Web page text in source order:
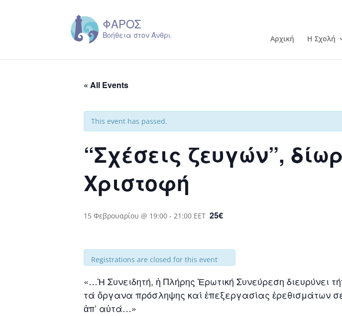
Αρχική Η Σχολή
« All Events
This event has passed.
“Σχέσεις ζευγών”,
Χριστοφή
15 Φεβρουαρίου @ 19:00 - 21:00 EET 25€
Registrations are closed for this event
«…Ἡ Συνειδητή, ἡ Πλήρης Ἐρωτική Συνεύρεση διευρύνει
τά ὄργανα πρόσληψης καί ἐπεξεργασίας ἐρεθισμάτων
ἀπ’ αὐτά…»